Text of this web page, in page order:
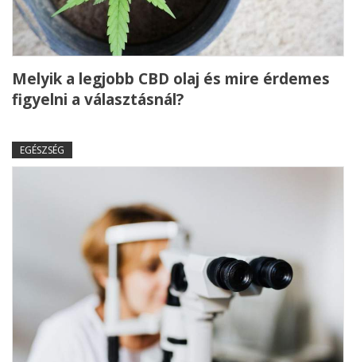
Melyik a legjobb CBD olaj és mire érdemes
figyelni a választásnál?
EGÉSZSÉG